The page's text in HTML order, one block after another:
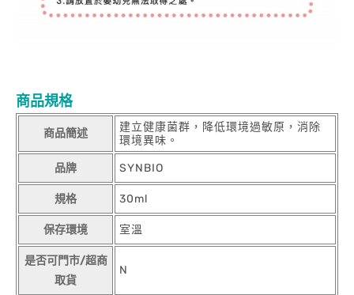
商品規格
商品簡述
建立健康菌群，降低環境過敏原，消除
環境異味。
品牌 SYNBIO
規格 30ml
保存環境 室溫
是否可門市/超商
取貨
N